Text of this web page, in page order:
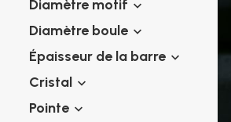
Piercings spirales
Piercings industriels
Piercings au septum
Earcuff
Boules et accessoires
Diamètre motif
Diamètre boule
Épaisseur de la barre
Cristal
Pointe